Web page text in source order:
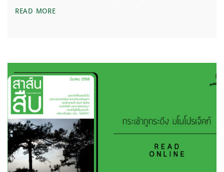
READ MOREสาส์นสืบ – 22 ปี หลังความตายของ สืบ นาคะเสถียร